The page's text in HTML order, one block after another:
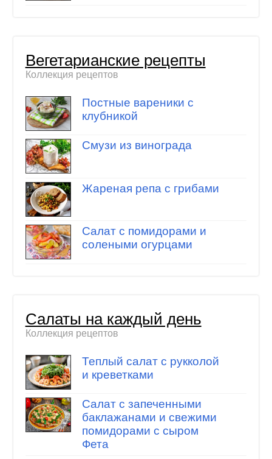
Вегетарианские рецепты
Коллекция рецептов
Постные вареники с
клубникой
Смузи из винограда
Жареная репа с грибами
Салат с помидорами и
солеными огурцами
Салаты на каждый день
Коллекция рецептов
Теплый салат с рукколой
и креветками
Салат с запеченными
баклажанами и свежими
помидорами с сыром
Фета